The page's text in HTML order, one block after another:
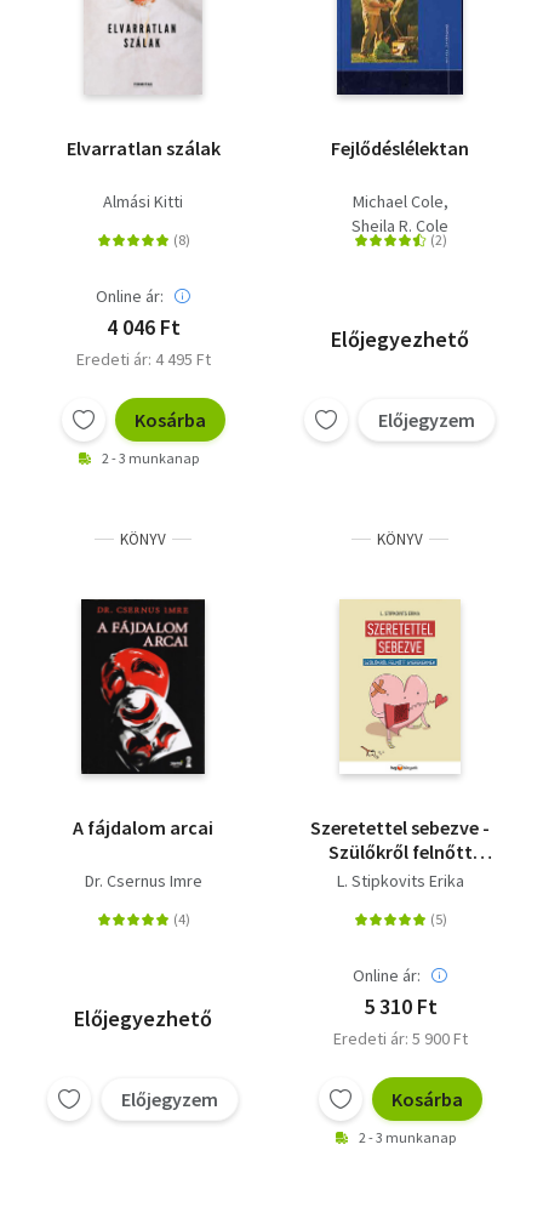
Elvarratlan szálak
Almási Kitti
Online ár:
4 046 Ft
Eredeti ár: 4 495 Ft
Kosárba
2 - 3 munkanap
Fejlődéslélektan
Michael Cole
Sheila R. Cole
Előjegyezhető
Előjegyzem
KÖNYV
A fájdalom arcai
Dr. Csernus Imre
Előjegyezhető
Előjegyzem
KÖNYV
Szeretettel sebezve -
Szülőkről felnőtt
gyerekeknek
L. Stipkovits Erika
Online ár:
5 310 Ft
Eredeti ár: 5 900 Ft
Kosárba
2 - 3 munkanap